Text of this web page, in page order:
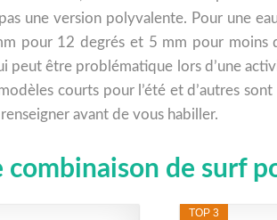
une version polyvalente. Pour une
pour 12 degrés et 5 mm pour moins
peut être problématique lors d’une
courts pour l’été et d’autres
avant de vous habiller.
de surf
TOP 3